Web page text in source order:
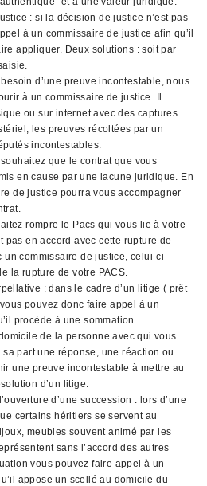
: si la décision de justice n’est pas
à un commissaire de justice afin qu’il
appliquer. Deux solutions : soit par
d’une preuve incontestable, nous
à un commissaire de justice. Il
ou sur internet avec des captures
les preuves récoltées par un
incontestables.
que le contrat que vous
en cause par une lacune juridique. En
de justice pourra vous accompagner
rompre le Pacs qui vous lie à votre
pas en accord avec cette rupture de
un commissaire de justice, celui-ci
la rupture de votre PACS.
: dans le cadre d’un litige ( prêt
pouvez donc faire appel à un
procède à une sommation
de la personne avec qui vous
part une réponse, une réaction ou
une preuve incontestable à mettre au
d’un litige.
d’une succession : lors d’une
certains héritiers se servent au
meubles souvent animé par les
sans l’accord des autres
vous pouvez faire appel à un
appose un scellé au domicile du